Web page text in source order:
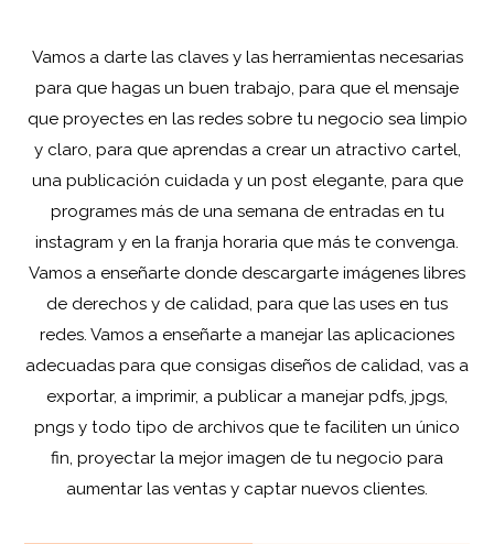
Vamos a darte las claves y las herramientas necesarias
para que hagas un buen trabajo, para que el mensaje
que proyectes en las redes sobre tu negocio sea limpio
y claro, para que aprendas a crear un atractivo cartel,
una publicación cuidada y un post elegante, para que
programes más de una semana de entradas en tu
instagram y en la franja horaria que más te convenga.
Vamos a enseñarte donde descargarte imágenes libres
de derechos y de calidad, para que las uses en tus
redes. Vamos a enseñarte a manejar las aplicaciones
adecuadas para que consigas diseños de calidad, vas a
exportar, a imprimir, a publicar a manejar pdfs, jpgs,
pngs y todo tipo de archivos que te faciliten un único
fin, proyectar la mejor imagen de tu negocio para
aumentar las ventas y captar nuevos clientes.